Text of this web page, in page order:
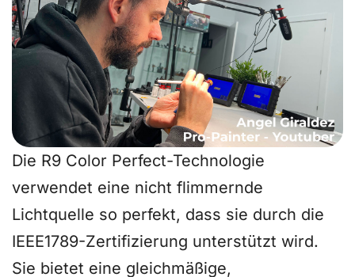
Die R9 Color Perfect-Technologie
verwendet eine nicht flimmernde
Lichtquelle so perfekt, dass sie durch die
IEEE1789-Zertifizierung unterstützt wird.
Sie bietet eine gleichmäßige,